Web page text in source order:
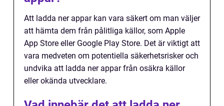
Att ladda ner appar kan vara säkert om man väljer
att hämta dem från pålitliga källor, som Apple
App Store eller Google Play Store. Det är viktigt att
vara medveten om potentiella säkerhetsrisker och
undvika att ladda ner appar från osäkra källor
eller okända utvecklare.